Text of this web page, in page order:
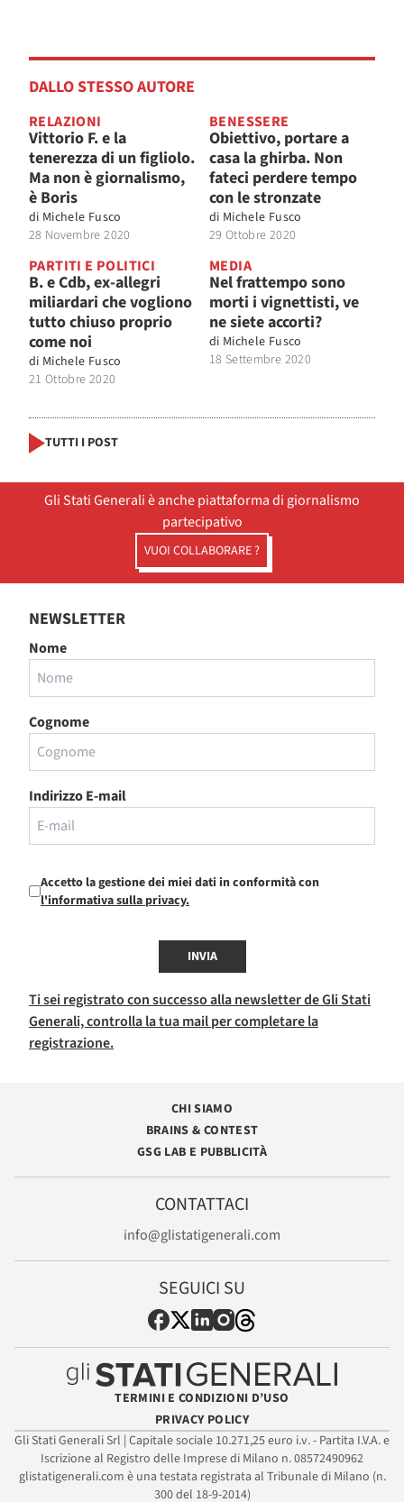
DALLO STESSO AUTORE
RELAZIONI
Vittorio F. e la
tenerezza di un figliolo.
Ma non è giornalismo,
è Boris
di Michele Fusco
28 Novembre 2020
BENESSERE
Obiettivo, portare a
casa la ghirba. Non
fateci perdere tempo
con le stronzate
di Michele Fusco
29 Ottobre 2020
PARTITI E POLITICI
B. e Cdb, ex-allegri
miliardari che vogliono
tutto chiuso proprio
come noi
di Michele Fusco
21 Ottobre 2020
MEDIA
Nel frattempo sono
morti i vignettisti, ve
ne siete accorti?
di Michele Fusco
18 Settembre 2020
TUTTI I POST
Gli Stati Generali è anche piattaforma di giornalismo
partecipativo
VUOI COLLABORARE ?
NEWSLETTER
Nome
Cognome
Indirizzo E-mail
Accetto la gestione dei miei dati in conformità con
l'informativa sulla privacy.
INVIA
Ti sei registrato con successo alla newsletter de Gli Stati
Generali, controlla la tua mail per completare la
registrazione.
CHI SIAMO
BRAINS & CONTEST
GSG LAB E PUBBLICITÀ
CONTATTACI
info@glistatigenerali.com
SEGUICI SU
TERMINI E CONDIZIONI D’USO
PRIVACY POLICY
Gli Stati Generali Srl | Capitale sociale 10.271,25 euro i.v. - Partita I.V.A. e
Iscrizione al Registro delle Imprese di Milano n. 08572490962
glistatigenerali.com è una testata registrata al Tribunale di Milano (n.
300 del 18-9-2014)